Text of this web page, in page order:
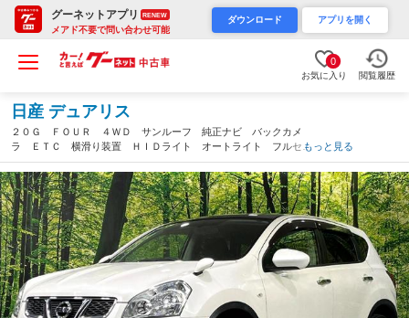
グーネットアプリ RENEW
メアド不要で問い合わせ可能
ダウンロード アプリを開く
0
お気に入り 閲覧履歴
日産 デュアリス
２０Ｇ ＦＯＵＲ ４ＷＤ サンルーフ 純正ナビ バックカメ
ラ ＥＴＣ 横滑り装置 ＨＩＤライト オートライト フルセ
グ Ｂｌｕｅｔｏｏｔｈ オートエアコン スマートキー 純正１
７インチＡＷ スペアタイヤ（北海道）
もっと見る